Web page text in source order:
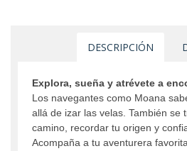
DESCRIPCIÓN
Explora, sueña y atrévete a
Los navegantes como Moana
allá de izar las velas. También se
camino, recordar tu origen y
Acompaña a tu aventurera